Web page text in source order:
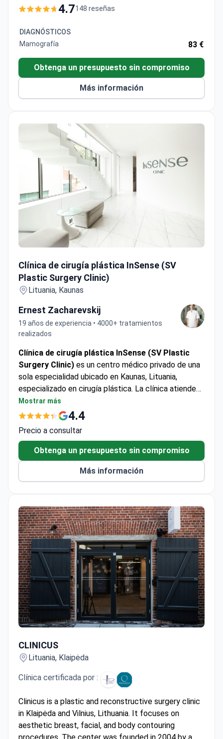
recibe anualmente a unas 298 000 personas. La
de la CEI, Europa, la Mancomunidad de Naciones,
EE.UU., Canadá y Australia.
4.7148 reseñas
DIAGNÓSTICOS
Mamografía
83 €
Obtenga un presupuesto sin compromiso
Más información
Clínica de cirugía plástica InSense (SV
Plastic Surgery Clinic)
Lituania, Kaunas
Ernest Zacharevskij
19 años de experiencia • 4000+ tratamientos
realizados
Clínica de cirugía plástica InSense (SV Plastic
Surgery Clinic) es un centro médico privado de una
sola especialidad ubicado en Kaunas, Lituania,
especializado en cirugía plástica. La clínica atiende
alrededor de 1 000 pacientes al año, incluidos
pacientes internacionales de Europa, de la
Liga Árabe y de los países de la CEI.
Mostrar más
4.4
Precio a consultar
Obtenga un presupuesto sin compromiso
Más información
CLINICUS
Lituania, Klaipėda
Clínica certificada por :
Clinicus is a plastic and reconstructive surgery clinic
in Klaipėda and Vilnius, Lithuania. It focuses on
aesthetic breast, facial, and body contouring
procedures. The center was founded in 2004 by a